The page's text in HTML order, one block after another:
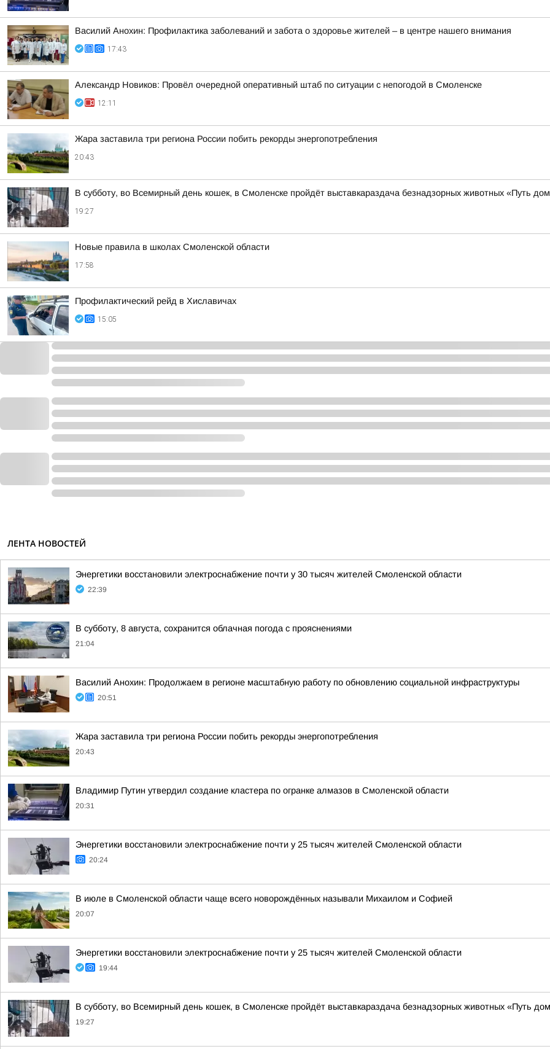
Василий Анохин: Профилактика заболеваний и забота о здоровье жителей – в центре нашего внимания
17:43
Александр Новиков: Провёл очередной оперативный штаб по ситуации с непогодой в Смоленске
12:11
Жара заставила три региона России побить рекорды энергопотребления
20:43
В субботу, во Всемирный день кошек, в Смоленске пройдёт выставкараздача безнадзорных животных «Путь
19:27
Новые правила в школах Смоленской области
17:58
Профилактический рейд в Хиславичах
15:05
ЛЕНТА НОВОСТЕЙ
Энергетики восстановили электроснабжение почти у 30 тысяч жителей Смоленской области
22:39
В субботу, 8 августа, сохранится облачная погода с прояснениями
21:04
Василий Анохин: Продолжаем в регионе масштабную работу по обновлению социальной инфраструктуры
20:51
Жара заставила три региона России побить рекорды энергопотребления
20:43
Владимир Путин утвердил создание кластера по огранке алмазов в Смоленской области
20:31
Энергетики восстановили электроснабжение почти у 25 тысяч жителей Смоленской области
20:24
В июле в Смоленской области чаще всего новорождённых называли Михаилом и Софией
20:07
Энергетики восстановили электроснабжение почти у 25 тысяч жителей Смоленской области
19:44
В субботу, во Всемирный день кошек, в Смоленске пройдёт выставкараздача безнадзорных животных «Путь
19:27